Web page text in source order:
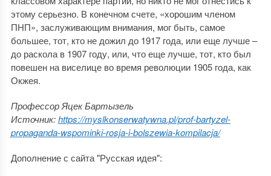
этому серьезно. В конечном счете, «хорошим членом
ПНП», заслуживающим внимания, мог быть, самое
большее, тот, кто не дожил до 1917 года, или еще лучше –
до раскола в 1907 году, или, что еще лучше, тот, кто был
повешен на виселице во время революции 1905 года, как
Окжея.
Профессор Яцек Бартызель
Источник:https://myslkonserwatywna.pl/prof-bartyzel-
propaganda-wspominki-rosja-i-bolszewia-kompilacja/
Дополнение с сайта "Русская идея":